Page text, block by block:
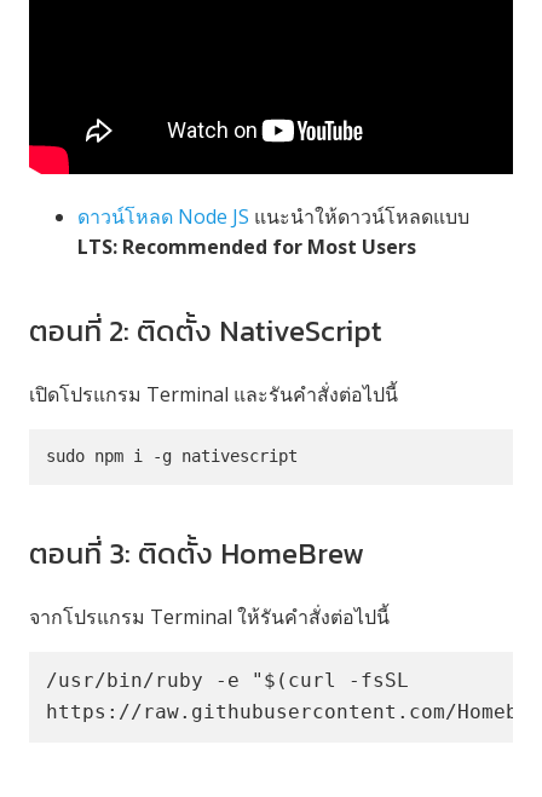
ดาวน์โหลด Node JS แนะนำให้ดาวน์โหลดแบบ
LTS: Recommended for Most Users
ตอนที่ 2: ติดตั้ง NativeScript
เปิดโปรแกรม Terminal และรันคำสั่งต่อไปนี้
sudo npm i -g nativescript
ตอนที่ 3: ติดตั้ง HomeBrew
จากโปรแกรม Terminal ให้รันคำสั่งต่อไปนี้
/usr/bin/ruby -e "$(curl -fsSL
https://raw.githubusercontent.com/